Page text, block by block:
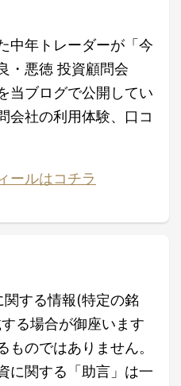
中年トレーダーが「今
・悪徳 投資顧問会
当ブログで公開してい
会社の利用体験、口コ
ールはコチラ
する情報(特定の銘
る場合が御座います
ものではありません。
に関する「助言」は一